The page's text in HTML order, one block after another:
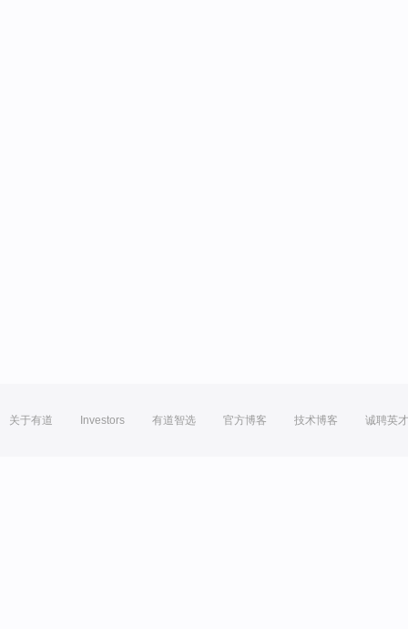
关于有道 Investors 有道智选 官方博客 技术博客 诚聘英才